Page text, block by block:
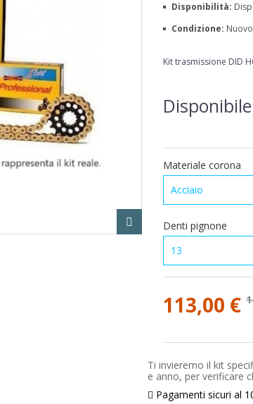
Disponibilità:
Condizione: Nuovo
Kit trasmissione DID
Materiale corona
Acciaio
Denti pignone
13
113,00 €
Ti invieremo il kit
e anno, per verificare
Pagamenti sicuri al